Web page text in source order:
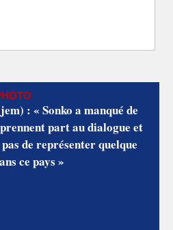
: « Sonko a manqué de
part au dialogue et
de représenter quelque
ce pays »